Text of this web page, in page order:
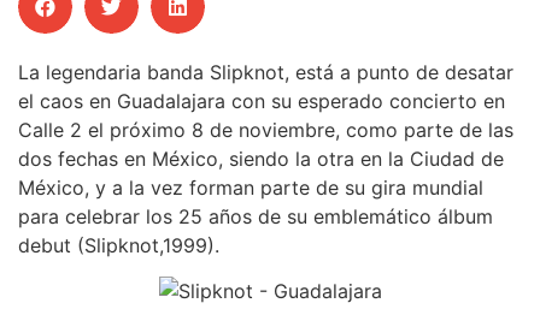
La legendaria banda Slipknot, está a punto de desatar
el caos en Guadalajara con su esperado concierto en
Calle 2 el próximo 8 de noviembre, como parte de las
dos fechas en México, siendo la otra en la Ciudad de
México, y a la vez forman parte de su gira mundial
para celebrar los 25 años de su emblemático álbum
debut (Slipknot,1999).